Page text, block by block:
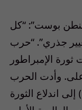
بوست”: “كل
جذري”. “حرب
1856) عجلت ثورة الإمبراطور
أعلى. وأدت الحرب
الروسية اليابانية (1904-1905) إلى اندلاع الثورة